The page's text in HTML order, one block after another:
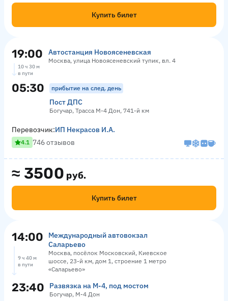
Купить билет
19:00 Автостанция Новоясеневская
Москва, улица Новоясеневский тупик, вл. 4
10 ч 30 м
в пути
05:30 прибытие на след. день
Пост ДПС
Богучар, Трасса М-4 Дон, 741-й км
≈ 3500 руб.
Купить билет
Перевозчик:ИП Некрасов И.А.
4.1 746 отзывов
14:00
Международный автовокзал
Саларьево
Москва, посёлок Московский, Киевское
шоссе, 23-й км, дом 1, строение 1 метро
«Саларьево»
9 ч 40 м
в пути
23:40 Развязка на М-4, под мостом
Богучар, М-4 Дон